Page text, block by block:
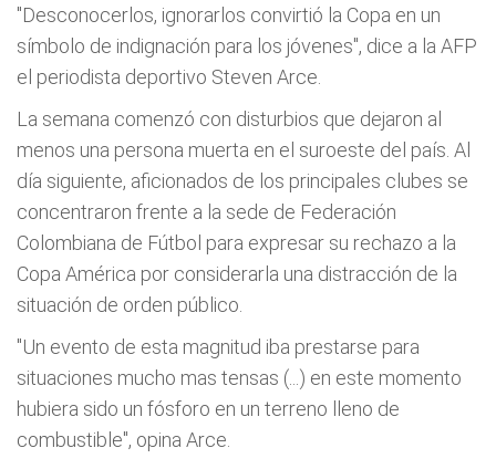
"Desconocerlos, ignorarlos convirtió la Copa en un
símbolo de indignación para los jóvenes", dice a la AFP
el periodista deportivo Steven Arce.
La semana comenzó con disturbios que dejaron al
menos una persona muerta en el suroeste del país. Al
día siguiente, aficionados de los principales clubes se
concentraron frente a la sede de Federación
Colombiana de Fútbol para expresar su rechazo a la
Copa América por considerarla una distracción de la
situación de orden público.
"Un evento de esta magnitud iba prestarse para
situaciones mucho mas tensas (...) en este momento
hubiera sido un fósforo en un terreno lleno de
combustible", opina Arce.